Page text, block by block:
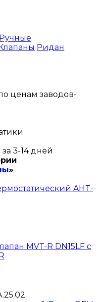
Ручные
Ридан
ценам заводов-
3-14 дней
»
AHT-
MVT-R DN15LF с